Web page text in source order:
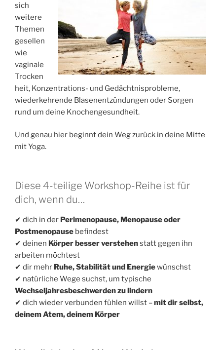
sich
weitere
Themen
gesellen
wie
vaginale
Trocken
heit, Konzentrations- und Gedächtnisprobleme,
wiederkehrende Blasenentzündungen oder Sorgen
rund um deine Knochengesundheit.
Und genau hier beginnt dein Weg zurück in deine Mitte
mit Yoga.
Diese 4-teilige Workshop-Reihe ist für
dich, wenn du…
✔ dich in der Perimenopause, Menopause oder
Postmenopause befindest
✔ deinen Körper besser verstehenstatt gegen ihn
arbeiten möchtest
✔ dir mehr Ruhe, Stabilität und Energiewünschst
✔ natürliche Wege suchst, um typische
Wechseljahresbeschwerden zu lindern
✔ dich wieder verbunden fühlen willst –mit dir selbst,
deinem Atem, deinem Körper